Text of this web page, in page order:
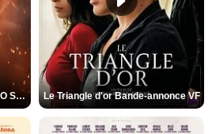
L'Odyssée Bande-annonce VO STFR Le Triangle d'or Bande-annonce VF